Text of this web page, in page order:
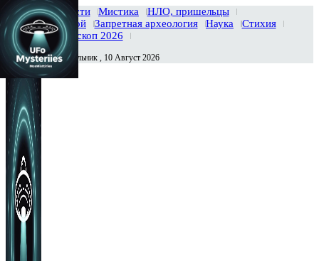
Главная Новости Мистика
НЛО, пришельцы
Тайны вселенной
Запретная археология Наука
Стихия
История
Гороскоп 2026
Сегодня Понедельник , 10 Август 2026